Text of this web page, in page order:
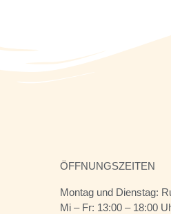
ÖFFNUNGSZEITEN
Montag und Dienstag:
Mi – Fr: 13:00 – 18:00